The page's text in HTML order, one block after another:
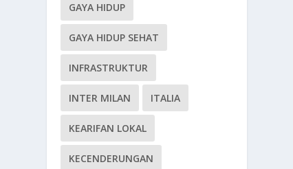
GAYA HIDUP
GAYA HIDUP SEHAT
INFRASTRUKTUR
INTER MILAN ITALIA
KEARIFAN LOKAL
KECENDERUNGAN